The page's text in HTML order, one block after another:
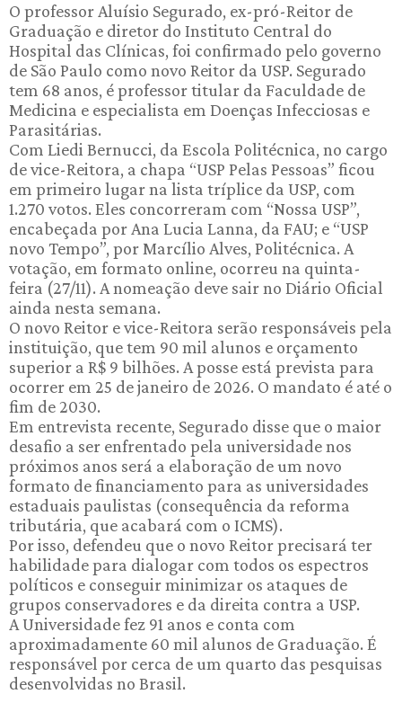
O professor Aluísio Segurado, ex-pró-Reitor de
Graduação e diretor do Instituto Central do
Hospital das Clínicas, foi confirmado pelo governo
de São Paulo como novo Reitor da USP. Segurado
tem 68 anos, é professor titular da Faculdade de
Medicina e especialista em Doenças Infecciosas e
Parasitárias.
Com Liedi Bernucci, da Escola Politécnica, no cargo
de vice-Reitora, a chapa “USP Pelas Pessoas” ficou
em primeiro lugar na lista tríplice da USP, com
1.270 votos. Eles concorreram com “Nossa USP”,
encabeçada por Ana Lucia Lanna, da FAU; e “USP
novo Tempo”, por Marcílio Alves, Politécnica. A
votação, em formato online, ocorreu na quinta-
feira (27/11). A nomeação deve sair no Diário Oficial
ainda nesta semana.
O novo Reitor e vice-Reitora serão responsáveis pela
instituição, que tem 90 mil alunos e orçamento
superior a R$ 9 bilhões. A posse está prevista para
ocorrer em 25 de janeiro de 2026. O mandato é até o
fim de 2030.
Em entrevista recente, Segurado disse que o maior
desafio a ser enfrentado pela universidade nos
próximos anos será a elaboração de um novo
formato de financiamento para as universidades
estaduais paulistas (consequência da reforma
tributária, que acabará com o ICMS).
Por isso, defendeu que o novo Reitor precisará ter
habilidade para dialogar com todos os espectros
políticos e conseguir minimizar os ataques de
grupos conservadores e da direita contra a USP.
A Universidade fez 91 anos e conta com
aproximadamente 60 mil alunos de Graduação. É
responsável por cerca de um quarto das pesquisas
desenvolvidas no Brasil.